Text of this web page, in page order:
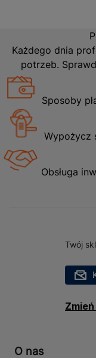
Każdego dnia
potrzeb.
Sposoby
Wypożycz
Obsługa
Twój
O nas